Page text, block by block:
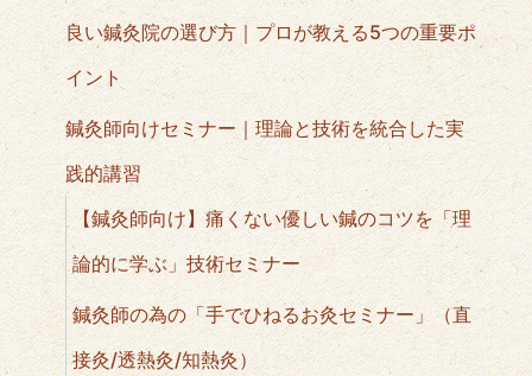
良い鍼灸院の選び方｜プロが教える5つの重要ポ
イント
鍼灸師向けセミナー｜理論と技術を統合した実
践的講習
【鍼灸師向け】痛くない優しい鍼のコツを「理
論的に学ぶ」技術セミナー
鍼灸師の為の「手でひねるお灸セミナー」（直
接灸/透熱灸/知熱灸）